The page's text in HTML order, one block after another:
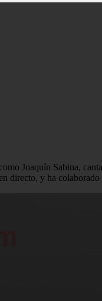
Joaquín Sabina,
directo, y ha